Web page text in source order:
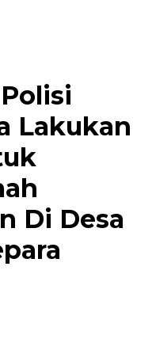
Lakukan
Di Desa